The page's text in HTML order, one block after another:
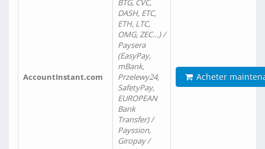
AccountInstant.com
BTG, CVC,
DASH, ETC,
ETH, LTC,
OMG, ZEC…) /
Paysera
(EasyPay,
mBank,
Przelewy24,
SafetyPay,
EUROPEAN
Bank
Transfer) /
Payssion,
Giropay /
Acheter